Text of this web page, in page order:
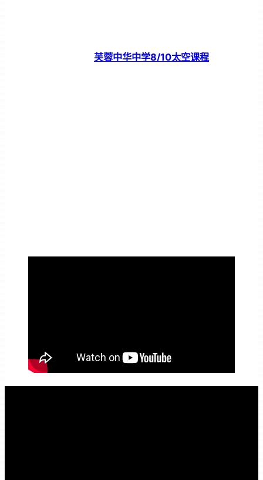
芙蓉中华中学8/10太空课程